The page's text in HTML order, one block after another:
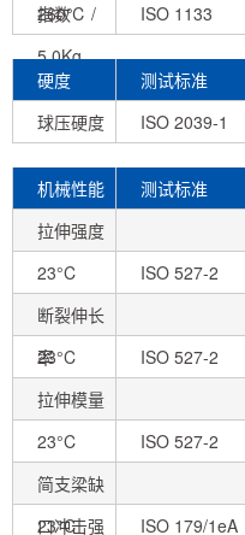
指数
260℃ /
5.0Kg
ISO 1133
硬度 测试标准
球压硬度
ISO 2039-1
机械性能 测试标准
拉伸强度
23°C
ISO 527-2
断裂伸长
率
23°C ISO 527-2
拉伸模量
23°C
ISO 527-2
简支梁缺
口冲击强
23°C ISO 179/1eA